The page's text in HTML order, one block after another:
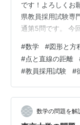
です！よろしくお
県教員採用試験専
通第5問です。 今
い。 (1)直線は、
線の方程式を求め
が、点を内部に含
さい。 今回の問
の直線に接する円
#数学 #図形と方
#点と直線の距離
#教員採用試験 #
数学の問題を解